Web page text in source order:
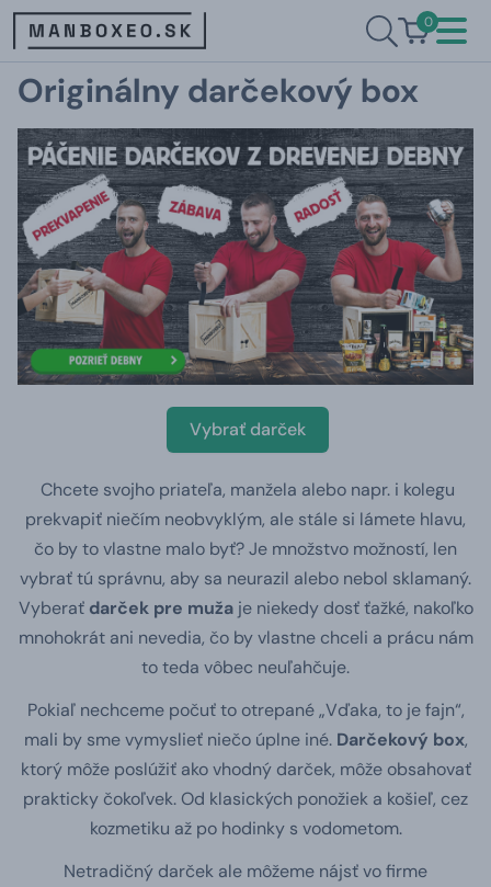
0
Originálny darčekový box
Vybrať darček
Chcete svojho priateľa, manžela alebo napr. i kolegu
prekvapiť niečím neobvyklým, ale stále si lámete hlavu,
čo by to vlastne malo byť? Je množstvo možností, len
vybrať tú správnu, aby sa neurazil alebo nebol sklamaný.
Vyberať darček pre mužaje niekedy dosť ťažké, nakoľko
mnohokrát ani nevedia, čo by vlastne chceli a prácu nám
to teda vôbec neuľahčuje.
Pokiaľ nechceme počuť to otrepané „Vďaka, to je fajn“,
mali by sme vymyslieť niečo úplne iné. Darčekový box,
ktorý môže poslúžiť ako vhodný darček, môže obsahovať
prakticky čokoľvek. Od klasických ponožiek a košieľ, cez
kozmetiku až po hodinky s vodometom.
Netradičný darček ale môžeme nájsť vo firme